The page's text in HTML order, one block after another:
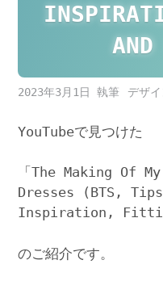
2023年3月1日 デザ
YouTubeで見つけた
「The Making Of
Dresses (BTS,
Inspiration,
のご紹介です。